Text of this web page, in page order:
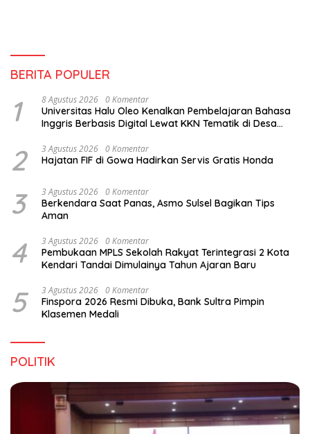
BERITA POPULER
1 8 Agustus 2026 0 Komentar
Universitas Halu Oleo Kenalkan Pembelajaran Bahasa
Inggris Berbasis Digital Lewat KKN Tematik di Desa
2 3 Agustus 2026 0 Komentar
Hajatan FIF di Gowa Hadirkan Servis Gratis Honda
3 3 Agustus 2026 0 Komentar
Berkendara Saat Panas, Asmo Sulsel Bagikan Tips
Aman
4 3 Agustus 2026 0 Komentar
Pembukaan MPLS Sekolah Rakyat Terintegrasi 2 Kota
Kendari Tandai Dimulainya Tahun Ajaran Baru
5 3 Agustus 2026 0 Komentar
Finspora 2026 Resmi Dibuka, Bank Sultra Pimpin
Klasemen Medali
POLITIK